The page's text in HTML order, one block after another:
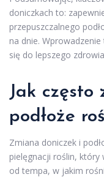
doniczkach to:
przepuszczalnego
na dnie.
się do lepszego
Jak często
podłoże
Zmiana doniczek i
pielęgnacji roślin, który
od tempa, w jakim